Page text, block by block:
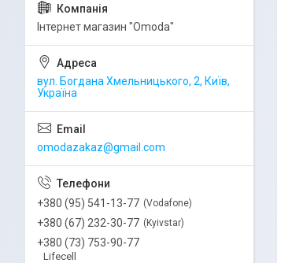
Інтернет магазин "Omoda"
вул. Богдана Хмельницького, 2, Київ,
Україна
omodazakaz@gmail.com
+380 (95) 541-13-77 Vodafone
+380 (67) 232-30-77 Kyivstar
+380 (73) 753-90-77
Lifecell